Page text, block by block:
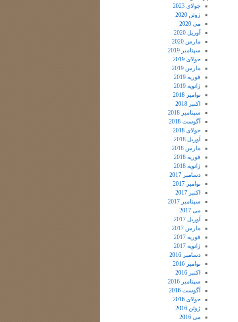
جولای 2023
ژوئن 2020
می 2020
آوریل 2020
مارس 2020
سپتامبر 2019
جولای 2019
مارس 2019
فوریه 2019
ژانویه 2019
نوامبر 2018
اکتبر 2018
سپتامبر 2018
آگوست 2018
جولای 2018
آوریل 2018
مارس 2018
فوریه 2018
ژانویه 2018
دسامبر 2017
نوامبر 2017
اکتبر 2017
سپتامبر 2017
می 2017
آوریل 2017
مارس 2017
فوریه 2017
ژانویه 2017
دسامبر 2016
نوامبر 2016
اکتبر 2016
سپتامبر 2016
آگوست 2016
جولای 2016
ژوئن 2016
می 2016